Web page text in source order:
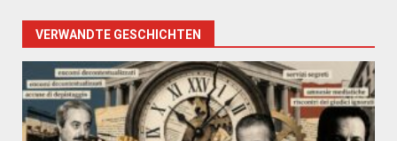
VERWANDTE GESCHICHTEN